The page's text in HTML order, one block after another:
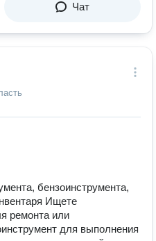
Чат
бензоинструмента,
Ищете
ремонта или
для выполнения